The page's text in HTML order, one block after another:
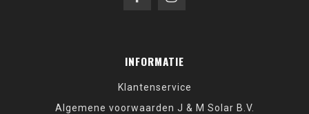
INFORMATIE
Klantenservice
Algemene voorwaarden J & M Solar B.V.